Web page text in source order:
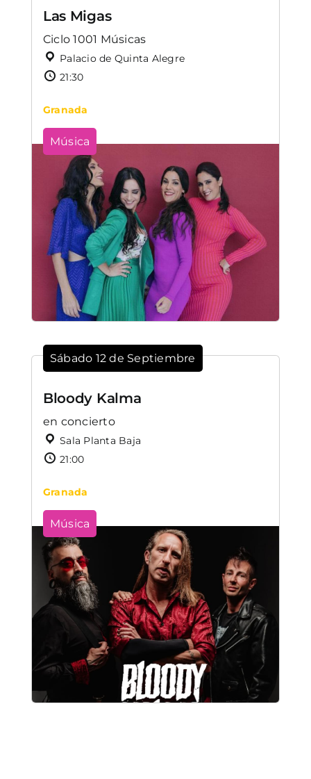
Las Migas
Ciclo 1001 Músicas
Palacio de Quinta Alegre
21:30
Granada
Música
Sábado 12 de Septiembre
Bloody Kalma
en concierto
Sala Planta Baja
21:00
Granada
Música